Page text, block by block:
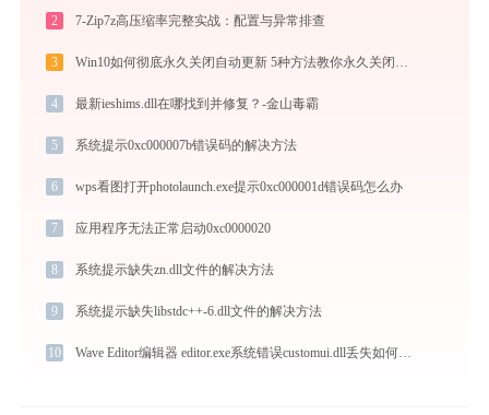
2 7-Zip7z高压缩率完整实战：配置与异常排查
3
4 最新ieshims.dll在哪找到并修复？-金山毒霸
5 系统提示0xc000007b错误码的解决方法
6 wps看图打开photolaunch.exe提示0xc000001d错误码怎么办
7 应用程序无法正常启动0xc0000020
8 系统提示缺失zn.dll文件的解决方法
9 系统提示缺失libstdc++-6.dll文件的解决方法
10 Wave Editor编辑器 editor.exe系统错误customui.dll丢失如何解决